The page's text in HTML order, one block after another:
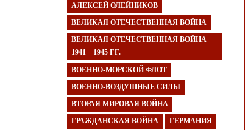
АЛЕКСЕЙ ОЛЕЙНИКОВ
ВЕЛИКАЯ ОТЕЧЕСТВЕННАЯ ВОЙНА
ВЕЛИКАЯ ОТЕЧЕСТВЕННАЯ ВОЙНА
1941—1945 ГГ.
ВОЕННО-МОРСКОЙ ФЛОТ
ВОЕННО-ВОЗДУШНЫЕ СИЛЫ
ВТОРАЯ МИРОВАЯ ВОЙНА
ГРАЖДАНСКАЯ ВОЙНА ГЕРМАНИЯ